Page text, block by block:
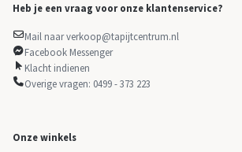
Heb je een vraag voor onze klantenservice?
Mail naar verkoop@tapijtcentrum.nl
Facebook Messenger
Klacht indienen
Overige vragen: 0499 - 373 223
Onze winkels